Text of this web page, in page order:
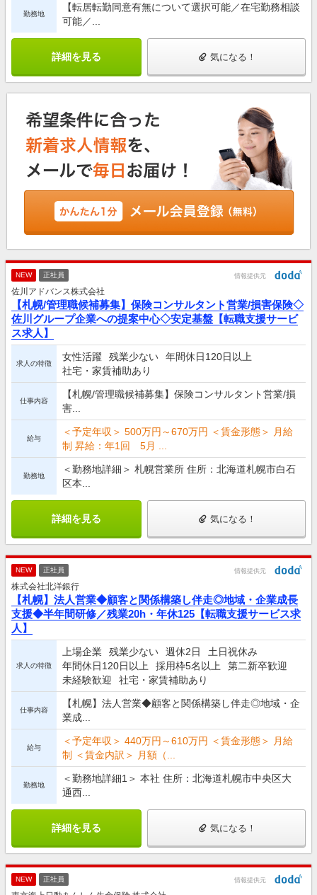
勤務地
【転居転勤同意有無について選択可能／在宅勤務相談
可能／...
詳細を見る 気になる！
NEW 正社員 情報提供元
佐川アドバンス株式会社
【札幌/管理職候補募集】保険コンサルタント営業/損害保険◇
佐川グループ企業への提案中心◇安定基盤【転職支援サービ
ス求人】
求人の特徴
女性活躍 残業少ない
年間休日120日以上
社宅・家賃補助あり
仕事内容
【札幌/管理職候補募集】保険コンサルタント営業/損
害...
給与
＜予定年収＞ 500万円～670万円 ＜賃金形態＞ 月給
制 昇給：年1回 5月 ...
勤務地
＜勤務地詳細＞ 札幌営業所 住所：北海道札幌市白石
区本...
詳細を見る 気になる！
NEW 正社員 情報提供元
株式会社北洋銀行
【札幌】法人営業◆顧客と関係構築し伴走◎地域・企業成長
支援◆半年間研修／残業20h・年休125【転職支援サービス求
人】
求人の特徴
上場企業 残業少ない 週休2日
土日祝休み
年間休日120日以上
採用枠5名以上
第二新卒歓迎
未経験歓迎
社宅・家賃補助あり
仕事内容
【札幌】法人営業◆顧客と関係構築し伴走◎地域・企
業成...
給与
＜予定年収＞ 440万円～610万円 ＜賃金形態＞ 月給
制 ＜賃金内訳＞ 月額（...
勤務地
＜勤務地詳細1＞ 本社 住所：北海道札幌市中央区大
通西...
詳細を見る 気になる！
NEW 正社員 情報提供元